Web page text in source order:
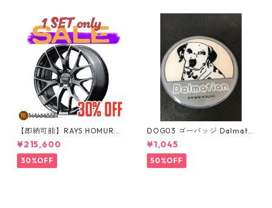
【即納可能】RAYS HOMURA
2x7FT ブラッククロームコー
ティング 18インチ 4本セット
¥215,600
30%OFF
DOG03 ゴーバッジ Dalmatia
n
¥1,045
50%OFF